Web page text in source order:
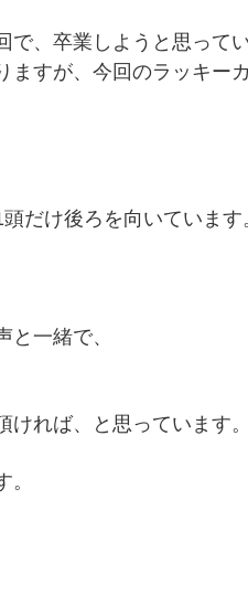
、卒業しようと思ってい
すが、今回のラッキー
だけ後ろを向いています
一緒で、
れば、と思っています。